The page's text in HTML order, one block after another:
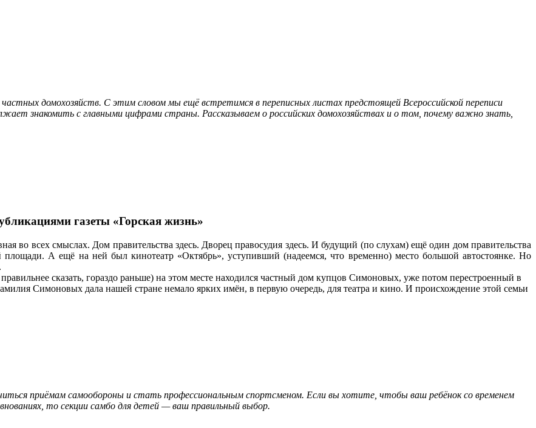
домохозяйств. С этим словом мы ещё встретимся в переписных листах предстоящей Всероссийской переписи
знакомить с главными цифрами страны. Рассказываем о российских домохозяйствах и о том, почему важно знать,
газеты «Горская жизнь»
во всех смыслах. Дом правительства здесь. Дворец правосудия здесь. И будущий (по слухам) ещё один дом правительства
А ещё на ней был кинотеатр «Октябрь», уступивший (надеемся, что временно) место большой автостоянке. Но
сказать, гораздо раньше) на этом месте находился частный дом купцов Симоновых, уже потом перестроенный в
Симоновых дала нашей стране немало ярких имён, в первую очередь, для театра и кино. И происхождение этой семьи
приёмам самообороны и стать профессиональным спортсменом. Если вы хотите, чтобы ваш ребёнок со временем
то секции самбо для детей — ваш правильный выбор.